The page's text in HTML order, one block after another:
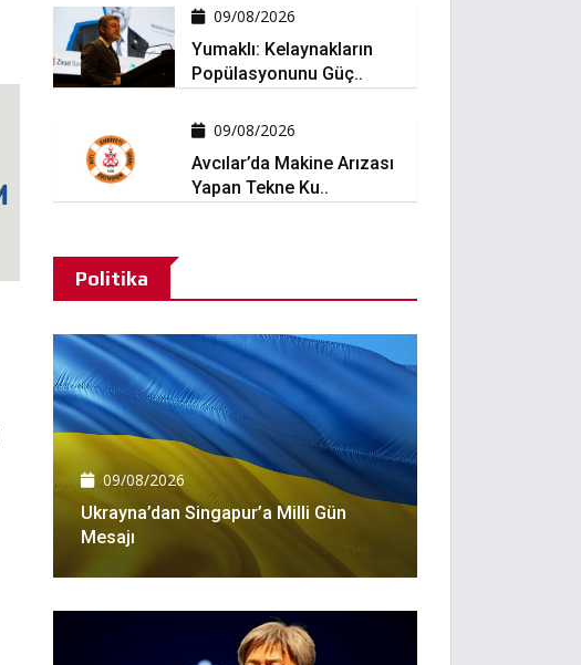
09/08/2026
Yumaklı: Kelaynakların
Popülasyonunu Güç..
09/08/2026
Avcılar’da Makine Arızası
Yapan Tekne Ku..
Politika
09/08/2026
Ukrayna’dan Singapur’a Milli Gün
Mesajı